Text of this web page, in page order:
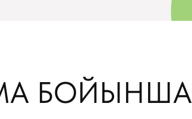
БОЙЫНША